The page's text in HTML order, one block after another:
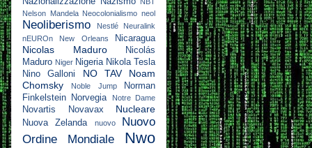
Nelson Mandela Neocolonialismo neol
Neoliberismo Nestlé
Neuralink
nEUROn
New Orleans Nicaragua
Nicolas Maduro
Nicolás
Maduro Niger Nigeria Nikola Tesla
Nino Galloni
NO TAV
Noam
Chomsky
Noble Jump
Norman
Finkelstein
Norvegia Notre Dame
Novartis Novavax Nucleare
Nuova Zelanda nuovo
Nuovo
Ordine Mondiale
Nwo